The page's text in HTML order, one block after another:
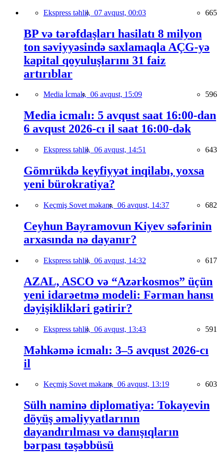
Ekspress təhlil, 07 avqust, 00:03 665
BP və tərəfdaşları hasilatı 8 milyon
ton səviyyəsində saxlamaqla AÇG-yə
kapital qoyuluşlarını 31 faiz
artırıblar
Media İcmalı, 06 avqust, 15:09 596
Media icmalı: 5 avqust saat 16:00-dan
6 avqust 2026-cı il saat 16:00-dək
Ekspress təhlil, 06 avqust, 14:51 643
Gömrükdə keyfiyyət inqilabı, yoxsa
yeni bürokratiya?
Keçmiş Sovet məkanı, 06 avqust, 14:37 682
Ceyhun Bayramovun Kiyev səfərinin
arxasında nə dayanır?
Ekspress təhlil, 06 avqust, 14:32 617
AZAL, ASCO və “Azərkosmos” üçün
yeni idarəetmə modeli: Fərman hansı
dəyişiklikləri gətirir?
Ekspress təhlil, 06 avqust, 13:43 591
Məhkəmə icmalı: 3–5 avqust 2026-cı
il
Keçmiş Sovet məkanı, 06 avqust, 13:19 603
Sülh naminə diplomatiya: Tokayevin
döyüş əməliyyatlarının
dayandırılması və danışıqların
bərpası təşəbbüsü